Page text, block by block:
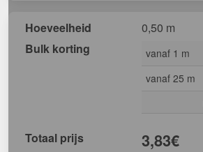
Hoeveelheid
0,50 m
Bulk korting
vanaf 1 m
vanaf 25 m
Totaal prijs 3,83€